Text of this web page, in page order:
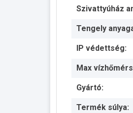
Szivattyúház
Tengely
IP védettség:
Max
Gyártó:
Termék súlya: